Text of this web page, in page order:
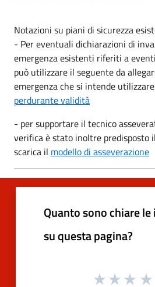
Notazioni su piani di sicurezza
- Per eventuali dichiarazioni di
emergenza esistenti riferiti a
può utilizzare il seguente da
emergenza che si intende
perdurante validità
- per supportare il tecnico
verifica è stato inoltre predisposto
scarica il modello di asseverazione
Quanto sono chiare
su questa pagina?